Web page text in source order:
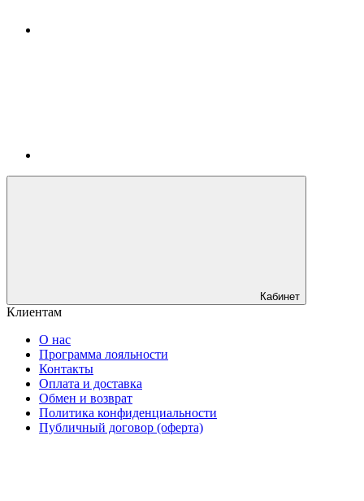
Кабинет
Клиентам
О нас
Программа лояльности
Контакты
Оплата и доставка
Обмен и возврат
Политика конфиденциальности
Публичный договор (оферта)